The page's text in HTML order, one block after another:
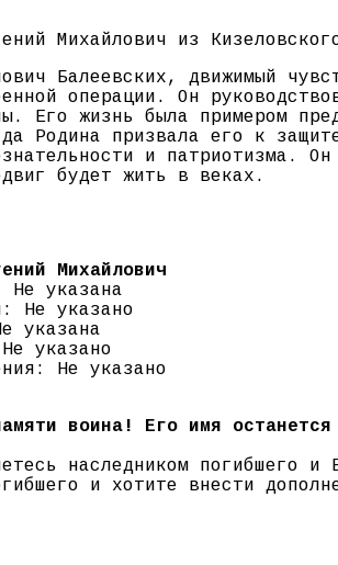
Михайлович из
Балеевских, движимый
операции. Он
Его жизнь была примером
Родина призвала его к
и патриотизма.
будет жить в веках.
Михайлович
Не указана
Не указано
указана
указано
Не указано
воина! Его имя
наследником погибшего
и хотите внести